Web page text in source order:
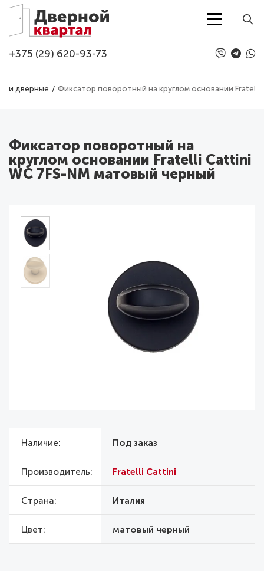
Перейти к основному содержанию
+375 (29) 620-93-73
дверные Фиксатор поворотный на круглом основании Fratelli
Фиксатор поворотный на
круглом основании Fratelli Cattini
WC 7FS-NM матовый черный
Наличие Под заказ
Производитель Fratelli Cattini
Страна Италия
Цвет матовый черный